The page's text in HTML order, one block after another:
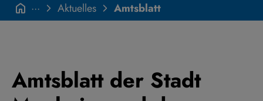
Amtsblatt
Aktuelles
···
Amtsblatt der Stadt